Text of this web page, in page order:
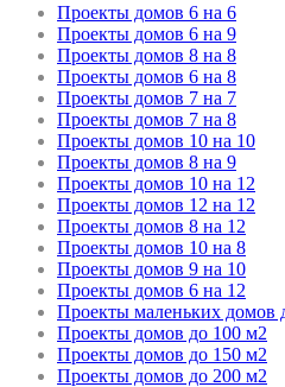
Проекты домов 6 на 6
Проекты домов 6 на 9
Проекты домов 8 на 8
Проекты домов 6 на 8
Проекты домов 7 на 7
Проекты домов 7 на 8
Проекты домов 10 на 10
Проекты домов 8 на 9
Проекты домов 10 на 12
Проекты домов 12 на 12
Проекты домов 8 на 12
Проекты домов 10 на 8
Проекты домов 9 на 10
Проекты домов 6 на 12
Проекты маленьких домов
Проекты домов до 100 м2
Проекты домов до 150 м2
Проекты домов до 200 м2